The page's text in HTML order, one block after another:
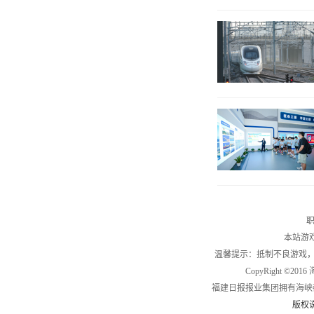
本站游
温馨提示：抵制不良游戏
CopyRight ©2016
福建日报报业集团拥有海
版权